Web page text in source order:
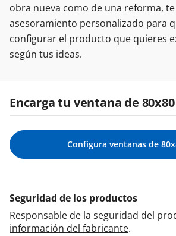
obra nueva como de una reforma,
asesoramiento personalizado para
configurar el producto que quieres
según tus ideas.
Encarga tu ventana de
Configura ventanas de
Seguridad de los productos
Responsable de la seguridad del
información del fabricante.